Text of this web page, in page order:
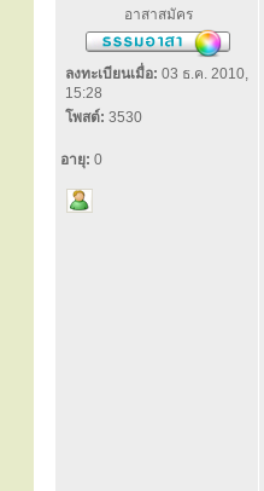
อาสาสมัคร
ลงทะเบียนเมื่อ: 03 ธ.ค. 2010,
15:28
โพสต์: 3530
อายุ: 0